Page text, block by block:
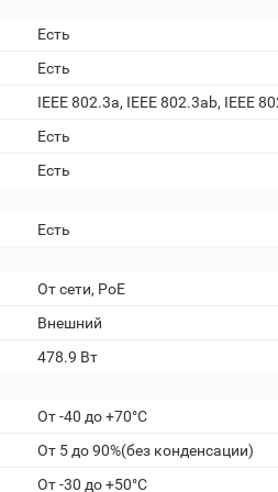
Есть
Есть
IEEE 802.3a, IEEE 802.3ab, IEEE
Есть
Есть
Есть
От сети, РоЕ
Внешний
478.9 Вт
От -40 до +70°С
От 5 до 90%(без конденсации)
От -30 до +50°С